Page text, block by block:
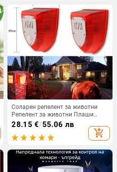
Соларен репелент за животни
Репелент за животни Плаши
дива свиня Продукт Светлинно
предупреждение Звук
Синхронизация Ново оръжие
28.15 €/55.06 лв
add_shopping_cart